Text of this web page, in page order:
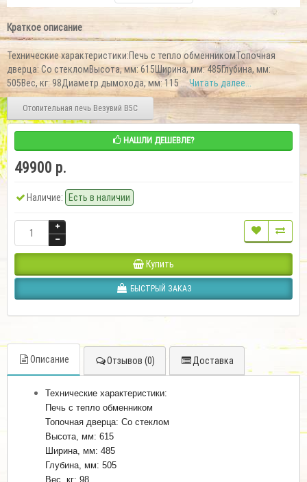
Краткое описание
Технические характеристики:Печь с тепло обменникомТопочная
дверца: Со стекломВысота, мм: 615Ширина, мм: 485Глубина, мм:
505Вес, кг: 98Диаметр дымохода, мм: 115 ...Читать далее...
Отопительная печь Везувий В5С
НАШЛИ ДЕШЕВЛЕ?
49900 р.
Наличие: Есть в наличии
Купить
БЫСТРЫЙ ЗАКАЗ
Описание Отзывов (0) Доставка
Технические характеристики:
Печь с тепло обменником
Топочная дверца: Со стеклом
Высота, мм: 615
Ширина, мм: 485
Глубина, мм: 505
Вес, кг: 98